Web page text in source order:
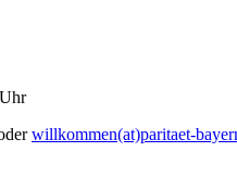
willkommen(at)paritaet-